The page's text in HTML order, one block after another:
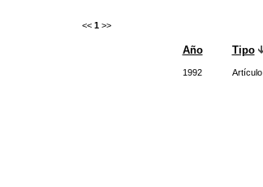
<< 1 >>
Año Tipo
1992 Artículo